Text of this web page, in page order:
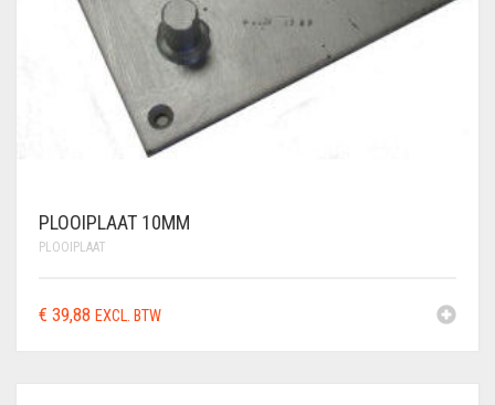
PLOOIPLAAT 10MM
PLOOIPLAAT
€ 39,88 EXCL. BTW